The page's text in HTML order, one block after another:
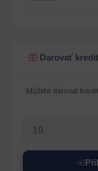
Darovať kredit
Můžete darovat